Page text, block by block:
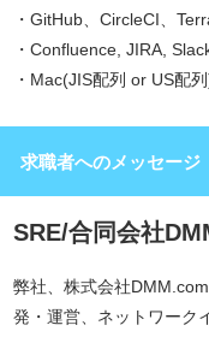
・GitHub、CircleCI、
・Confluence, JIRA,
・Mac(JIS配列 or US配
求職者へのメッセージ
SRE/合同会社
弊社、株式会社
発・運営、ネットワーク